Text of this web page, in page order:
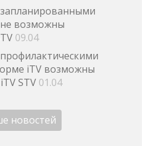
запланированными
возможны
09.04
профилактическими
iTV возможны
STV 01.04
новостей